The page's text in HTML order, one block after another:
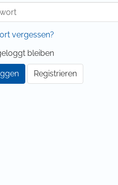
vergessen?
bleiben
Registrieren